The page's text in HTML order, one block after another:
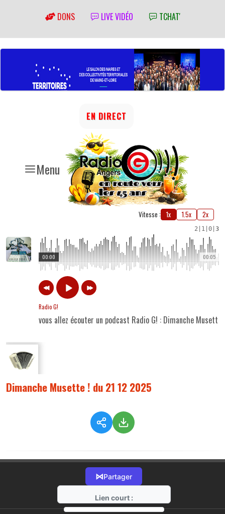
DONS LIVE VIDÉO TCHAT'
Menu
EN DIRECT
Vitesse : 1x 1.5x 2x
2 1 0 3
00:05
00:00
Radio G!
vous allez écouter un podcast Radio G! : Dimanche
Dimanche Musette ! du 21 12 2025
⋈Partager
Lien court :